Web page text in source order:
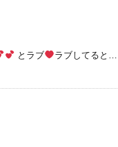
とラブ ラブしてると